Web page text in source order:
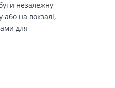
незалежну
або на вокзалі,
для